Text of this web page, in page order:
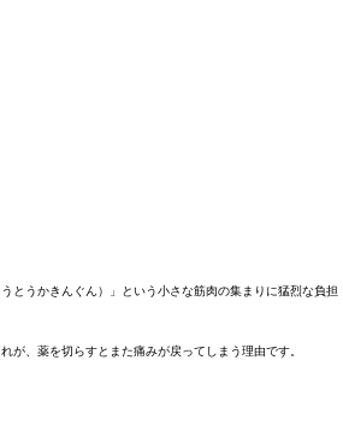
とうかきんぐん）」という小さな筋肉の集まりに猛烈な負担
、薬を切らすとまた痛みが戻ってしまう理由です。